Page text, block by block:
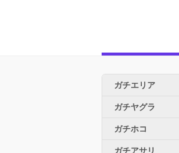
ガチエリア
ガチヤグラ
ガチホコ
ガチアサリ